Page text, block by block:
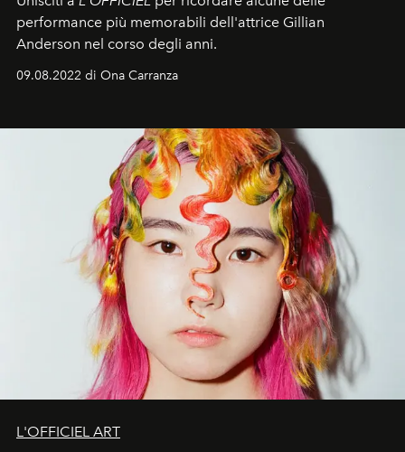
performance più memorabili dell'attrice Gillian
Anderson nel corso degli anni.
09.08.2022 di Ona Carranza
L'OFFICIEL ART